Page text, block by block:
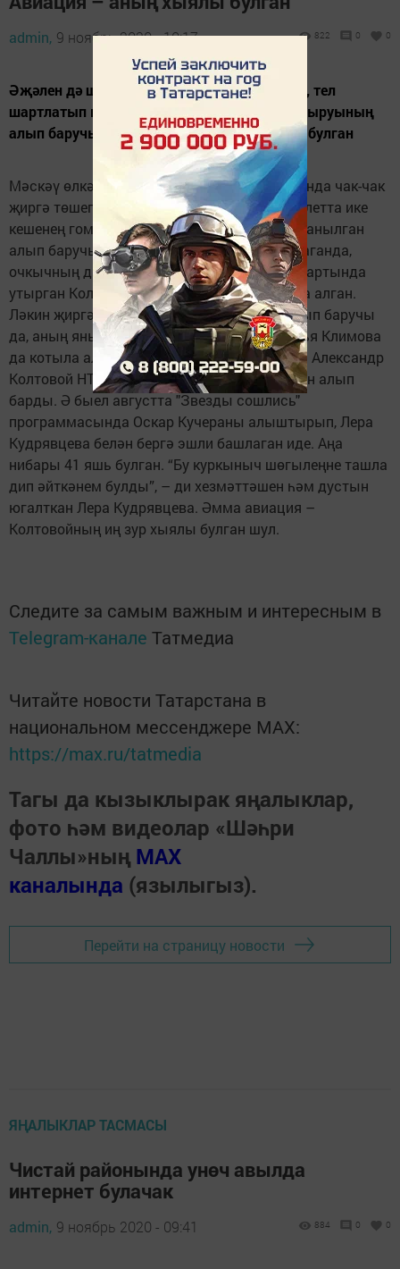
admin, 9 ноябрь 2020 - 10:17 822 0 0
Әҗәлен дә шуннан тапкан Күпләр исе китеп, тел
шартлатып карап утыра торган “ДНК” тапшыруының
алып баручысы Александр Колтовой һәлак булган
Мәскәү өлкәсенең Чкаловский бистәсе янында чак-чак
җиргә төшеп утырган җиңел моторлы самолетта ике
кешенең гомере өзелгән. Аларның берсе – танылган
алып баручы. Якынча мәгълүматларга караганда,
очкычның двигателенә ут капкан. Штурвал артында
утырган Колтовой самолетны кырга утырта алган.
Ләкин җиргә бәрелүдән ул янып киткән. Алып баручы
да, аның янында утырган 33 яшьлек Наталья Климова
да котыла алмаган. 2018 елның апреленнән Александр
Колтовой НТВ каналында «ДНК» тапшыруын алып
барды. Ә быел августта "Звезды сошлись"
программасында Оскар Кучераны алыштырып, Лера
Кудрявцева белән бергә эшли башлаган иде. Аңа
нибары 41 яшь булган. “Бу куркыныч шөгылеңне ташла
дип әйткәнем булды”, – ди хезмәттәшен һәм дустын
югалткан Лера Кудрявцева. Әмма авиация –
Колтовойның иң зур хыялы булган шул.
Следите за самым важным и интересным в
Telegram-канале Татмедиа
Читайте новости Татарстана в
национальном мессенджере MАХ:
https://max.ru/tatmedia
Тагы да кызыклырак яңалыклар,
фото һәм видеолар «Шәһри
Чаллы»ның MAX
каналында (язылыгыз).
Перейти на страницу новости
ЯҢАЛЫКЛАР ТАСМАСЫ
Чистай районында унөч авылда
интернет булачак
admin, 9 ноябрь 2020 - 09:41 884 0 0